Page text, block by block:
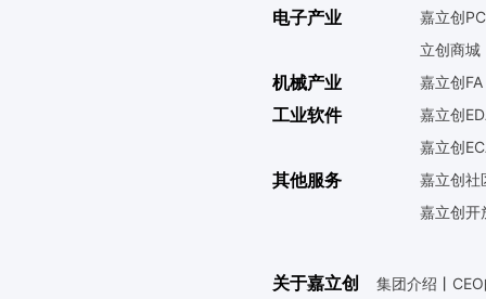
电子产业
嘉立创
立创商城
机械产业 嘉立创FA
工业软件
嘉立创
嘉立创
其他服务
嘉立创社
嘉立创开
关于嘉立创 集团介绍 丨